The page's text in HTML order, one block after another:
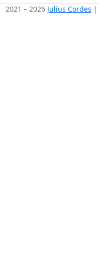
2021 – 2026 Julius Cordes |